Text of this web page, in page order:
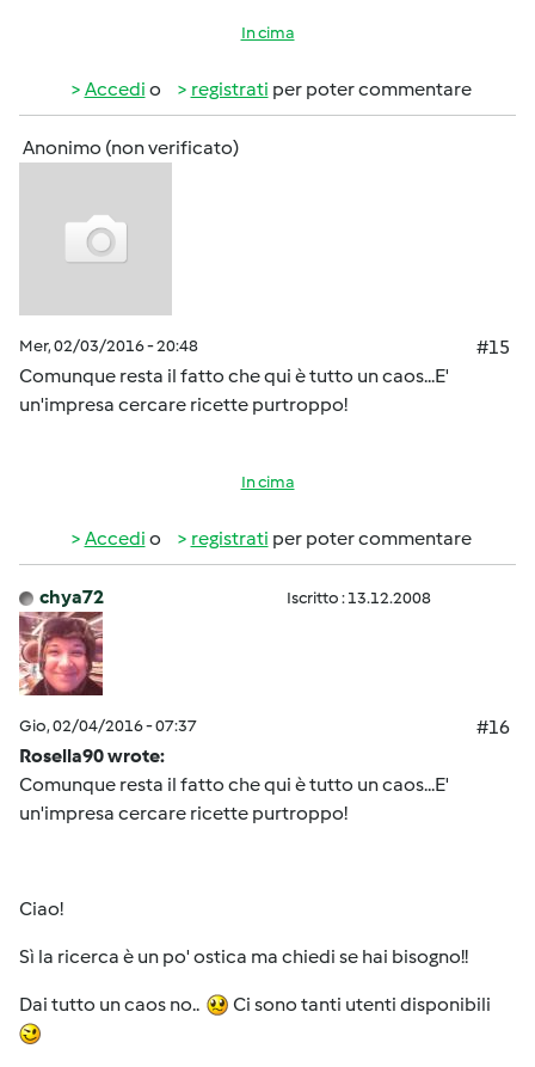
In cima
Accedi o registrati per poter commentare
Anonimo (non verificato)
Mer, 02/03/2016 - 20:48
#15
Comunque resta il fatto che qui è tutto un caos...E'
un'impresa cercare ricette purtroppo!
In cima
Accedi o registrati per poter commentare
chya72 Iscritto : 13.12.2008
Gio, 02/04/2016 - 07:37
#16
Rosella90 wrote:
Comunque resta il fatto che qui è tutto un caos...E'
un'impresa cercare ricette purtroppo!
Ciao!
Sì la ricerca è un po' ostica ma chiedi se hai bisogno!!
Dai tutto un caos no.. Ci sono tanti utenti disponibili